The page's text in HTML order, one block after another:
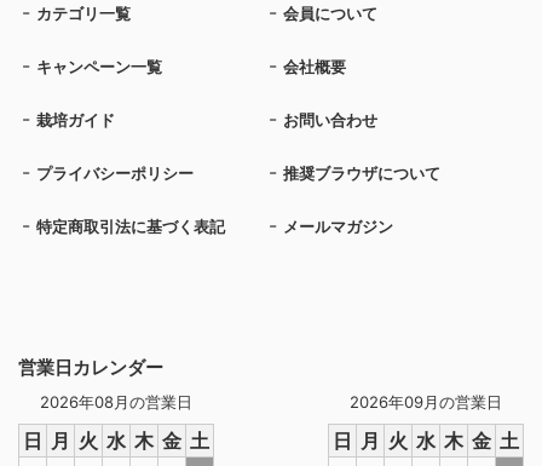
営業日カレンダー
2026年08月の営業日
日 月 火 水 木 金 土
2026年09月の営業日
日 月 火 水 木 金 土
カテゴリ一覧 会員について
キャンペーン一覧 会社概要
栽培ガイド お問い合わせ
プライバシーポリシー 推奨ブラウザについて
特定商取引法に基づく表記 メールマガジン